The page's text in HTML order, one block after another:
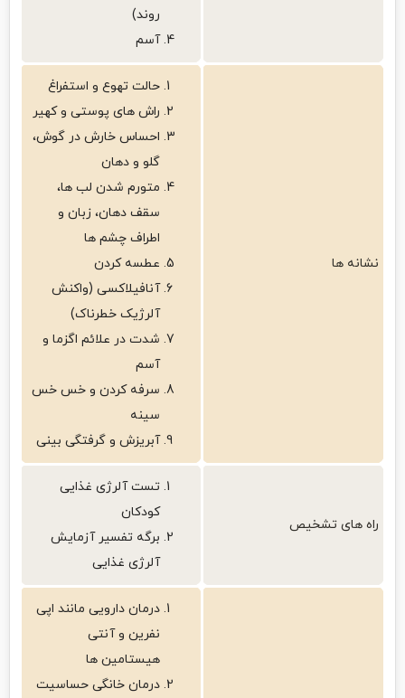
روند)
آسم
نشانه‌ ها
حالت تهوع و استفراغ
راش‌ های پوستی و کهیر
احساس خارش در گوش،
گلو و دهان
متورم شدن لب‌ ها،
سقف دهان، زبان و
اطراف چشم‌ ها
عطسه کردن
آنافیلاکسی (واکنش
آلرژیک خطرناک)
شدت در علائم اگزما و
آسم
سرفه کردن و خس خس
سینه
آبریزش و گرفتگی بینی
راه‌ های تشخیص
تست آلرژی غذایی
کودکان
برگه تفسیر آزمایش
آلرژی غذایی
درمان دارویی مانند اپی
نفرین و آنتی
هیستامین ها
درمان خانگی حساسیت